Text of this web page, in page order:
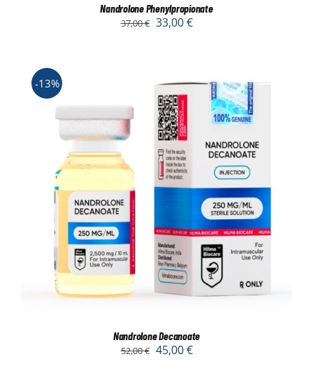
Nandrolone Phenylpropionate
37,00€ 33,00€
-13%
Nandrolone Decanoate
52,00€ 45,00€